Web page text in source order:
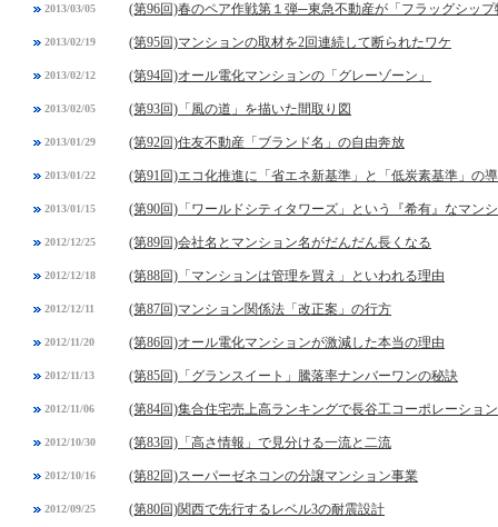
2013/03/05 (第96回)春のペア作戦第１弾─東急不動産が「フラッグシッ
2013/02/19 (第95回)マンションの取材を2回連続して断られたワケ
2013/02/12 (第94回)オール電化マンションの「グレーゾーン」
2013/02/05 (第93回)「風の道」を描いた間取り図
2013/01/29 (第92回)住友不動産「ブランド名」の自由奔放
2013/01/22 (第91回)エコ化推進に「省エネ新基準」と「低炭素基準」の
2013/01/15 (第90回)「ワールドシティタワーズ」という『希有』なマン
2012/12/25 (第89回)会社名とマンション名がだんだん長くなる
2012/12/18 (第88回)「マンションは管理を買え」といわれる理由
2012/12/11 (第87回)マンション関係法「改正案」の行方
2012/11/20 (第86回)オール電化マンションが激減した本当の理由
2012/11/13 (第85回)「グランスイート」騰落率ナンバーワンの秘訣
2012/11/06 (第84回)集合住宅売上高ランキングで長谷工コーポレーショ
2012/10/30 (第83回)「高さ情報」で見分ける一流と二流
2012/10/16 (第82回)スーパーゼネコンの分譲マンション事業
2012/09/25 (第80回)関西で先行するレベル3の耐震設計